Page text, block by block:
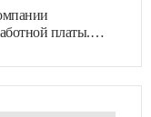
платы.